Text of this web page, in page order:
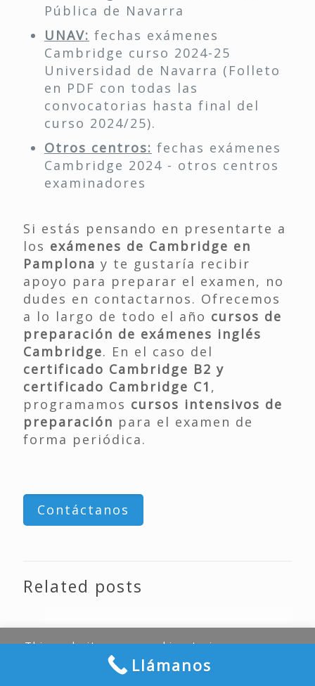
Pública de Navarra
UNAV: fechas exámenes
Cambridge curso 2024-25
Universidad de Navarra (Folleto
en PDF con todas las
convocatorias hasta final del
curso 2024/25).
Otros centros: fechas exámenes
Cambridge 2024 - otros centros
examinadores
Si estás pensando en presentarte a
los exámenes de Cambridge en
Pamplona y te gustaría recibir
apoyo para preparar el examen, no
dudes en contactarnos. Ofrecemos
a lo largo de todo el año cursos de
preparación de exámenes inglés
Cambridge. En el caso del
certificado Cambridge B2 y
certificado Cambridge C1 ,
programamos cursos intensivos de
preparación para el examen de
forma periódica.
Contáctanos
Related posts
This website uses cookies to improve your
experience.
Read More
Llámanos